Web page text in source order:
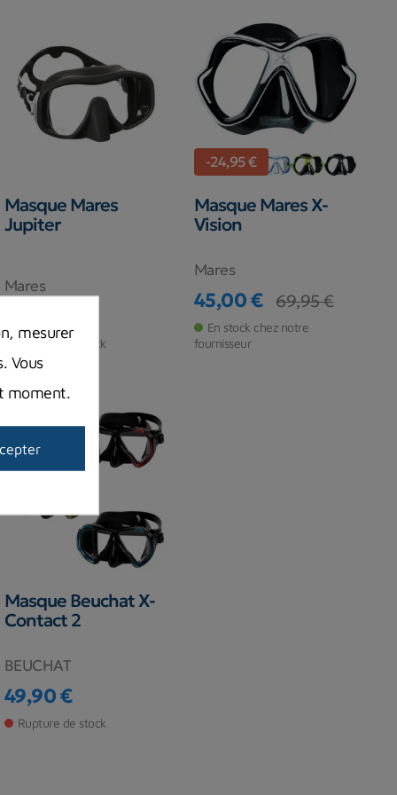
Masque Mares
Jupiter
Mares
Prix
Rupture de stock
-24,95 €
Masque Mares X-
Vision
Mares
Prix
45,00 €
Prix de base
69,95 €
En stock chez notre
fournisseur
Masque Beuchat X-
Contact 2
BEUCHAT
Prix
49,90 €
Rupture de stock
mesurer
Vous
moment.